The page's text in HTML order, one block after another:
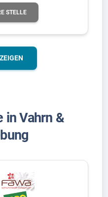
STELLE
in Vahrn &